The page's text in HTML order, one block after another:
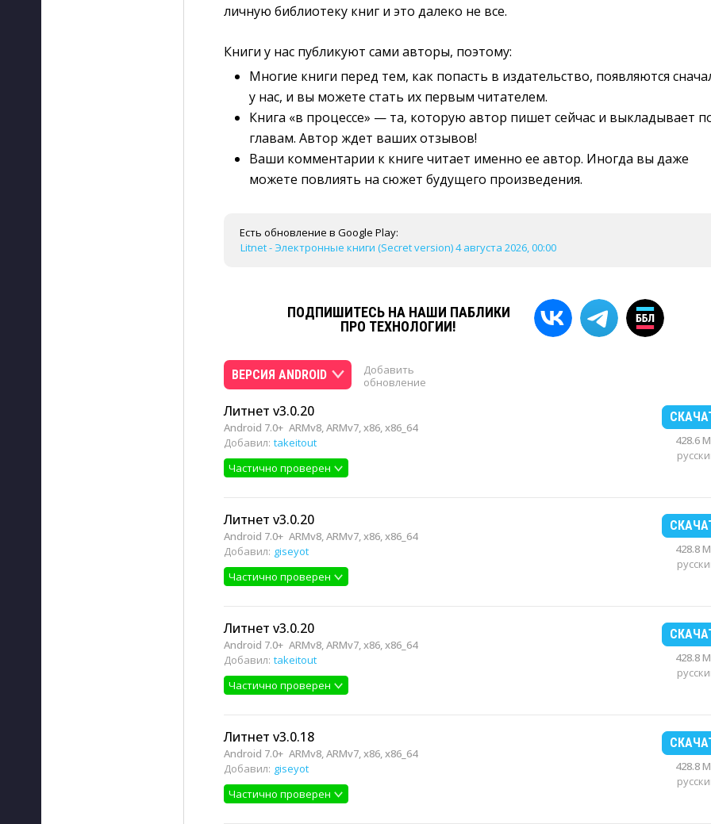
личную библиотеку книг и это далеко не все.
Книги у нас публикуют сами авторы, поэтому:
Многие книги перед тем, как попасть в издательство, появляются
у нас, и вы можете стать их первым читателем.
Книга «в процессе» — та, которую автор пишет сейчас и выкладывает
главам. Автор ждет ваших отзывов!
Ваши комментарии к книге читает именно ее автор. Иногда вы даже
можете повлиять на сюжет будущего произведения.
Есть обновление в Google Play:
Litnet - Электронные книги (Secret version) 4 августа 2026, 00:00
ПОДПИШИТЕСЬ НА НАШИ ПАБЛИКИ
ПРО ТЕХНОЛОГИИ!
ВЕРСИЯ ANDROID
Добавить
обновление
Литнет v3.0.20
Android 7.0+ ARMv8, ARMv7, x86, x86_64
Добавил: takeitout
Частично проверен
428.6
Литнет v3.0.20
Android 7.0+ ARMv8, ARMv7, x86, x86_64
Добавил: giseyot
Частично проверен
428.8
Литнет v3.0.20
Android 7.0+ ARMv8, ARMv7, x86, x86_64
Добавил: takeitout
Частично проверен
428.8
Литнет v3.0.18
Android 7.0+ ARMv8, ARMv7, x86, x86_64
Добавил: giseyot
Частично проверен
428.8